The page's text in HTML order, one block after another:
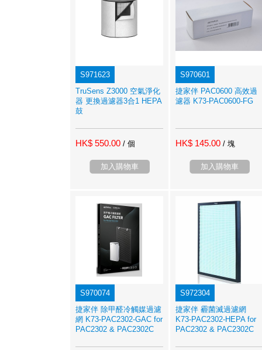
S971623
TruSens Z3000 空氣淨化
器 更換過濾器3合1 HEPA
鼓
HK$ 550.00 / 個
加入購物車
S970601
捷家伴 PAC0600 高效過
濾器 K73-PAC0600-FG
HK$ 145.00 / 塊
加入購物車
S970074
捷家伴 除甲醛冷觸媒過濾
網 K73-PAC2302-GAC for
PAC2302 & PAC2302C
S972304
捷家伴 霾菌滅過濾網
K73-PAC2302-HEPA for
PAC2302 & PAC2302C